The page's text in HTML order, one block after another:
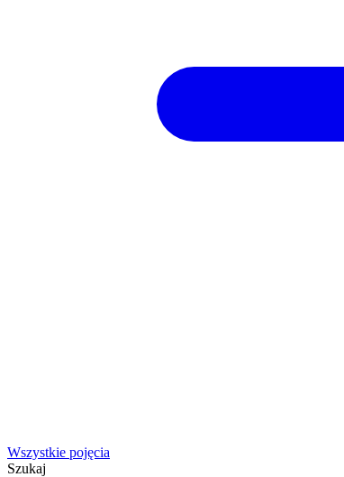
Wszystkie pojęcia
Szukaj